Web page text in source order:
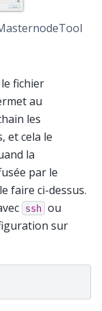
fichier
au
les
et cela le
la
par le
faire ci-dessus.
ssh ou
sur